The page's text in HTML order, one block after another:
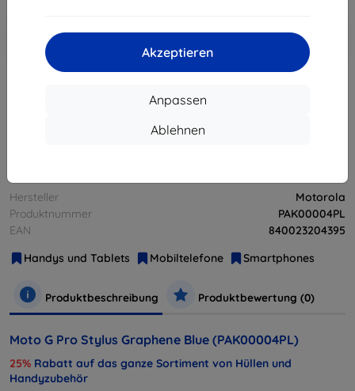
Akzeptieren
Anpassen
Ablehnen
-10%
Warenkorb
Hersteller
Motorola
Produktnummer
PAK00004PL
EAN
840023204395
Handys und Tablets
Mobiltelefone Smartphones
Produktbeschreibung Produktbewertung (0)
Moto G Pro Stylus Graphene Blue (PAK00004PL)
25% Rabatt auf das ganze Sortiment von Hüllen und
Handyzubehör